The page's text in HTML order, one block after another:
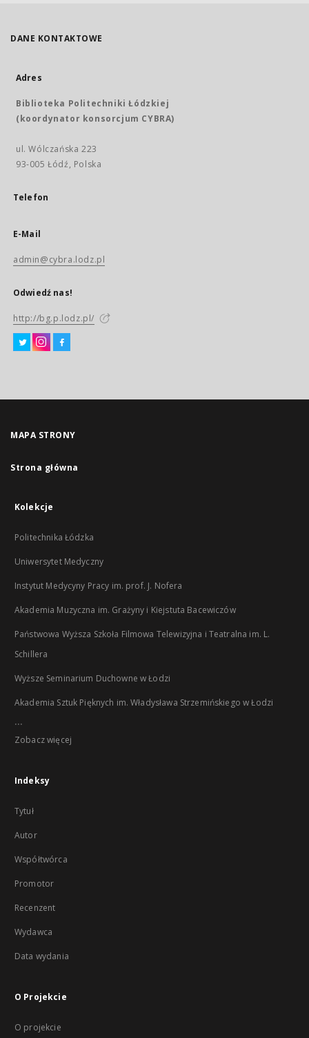
DANE KONTAKTOWE
Adres
Biblioteka Politechniki Łódzkiej
(koordynator konsorcjum CYBRA)
ul. Wólczańska 223
93-005 Łódź, Polska
Telefon
E-Mail
admin@cybra.lodz.pl
Odwiedź nas!
http://bg.p.lodz.pl/
MAPA STRONY
Strona główna
Kolekcje
Politechnika Łódzka
Uniwersytet Medyczny
Instytut Medycyny Pracy im. prof. J. Nofera
Akademia Muzyczna im. Grażyny i Kiejstuta Bacewiczów
Państwowa Wyższa Szkoła Filmowa Telewizyjna i Teatralna im. L.
Schillera
Wyższe Seminarium Duchowne w Łodzi
Akademia Sztuk Pięknych im. Władysława Strzemińskiego w Łodzi
...
Zobacz więcej
Indeksy
Tytuł
Autor
Współtwórca
Promotor
Recenzent
Wydawca
Data wydania
O Projekcie
O projekcie